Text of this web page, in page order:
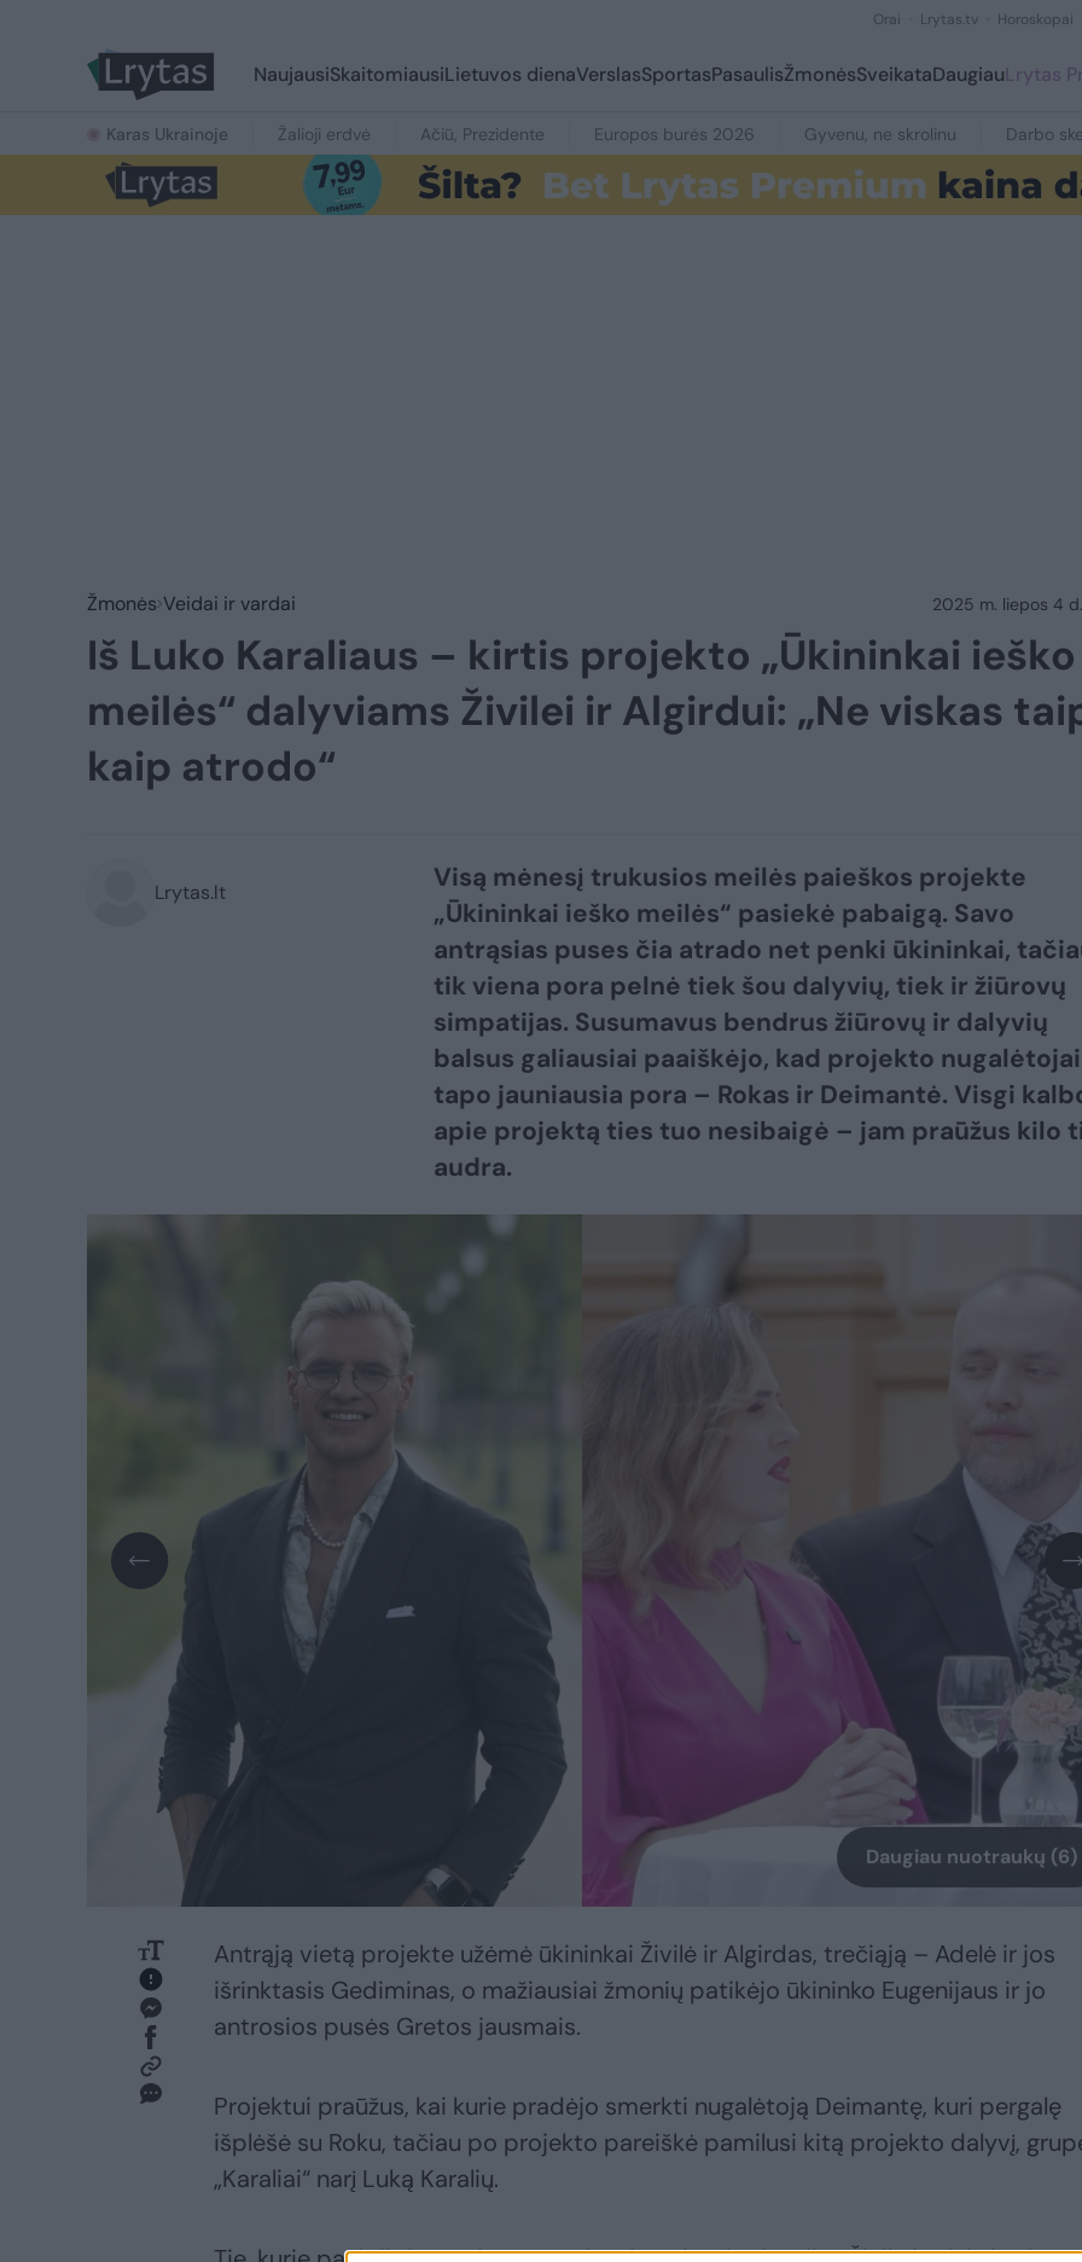
Orai Lrytas.tv Horoskopai
NaujausiSkaitomiausiLietuvos dienaVerslasSportasPasaulisŽmonėsSveikataDaugiauLrytas
Karas Ukrainoje Žalioji erdvė Ačiū, Prezidente Europos burės 2026 Gyvenu, ne skrolinu Darbo
Žmonės Veidai ir vardai 2025 m. liepos 4
Iš Luko Karaliaus – kirtis projekto „Ūkininkai ieško
meilės“ dalyviams Živilei ir Algirdui: „Ne viskas
kaip atrodo“
Lrytas.lt
Visą mėnesį trukusios meilės paieškos projekte
„Ūkininkai ieško meilės“ pasiekė pabaigą. Savo
antrąsias puses čia atrado net penki ūkininkai,
tik viena pora pelnė tiek šou dalyvių, tiek ir žiūrovų
simpatijas. Susumavus bendrus žiūrovų ir dalyvių
balsus galiausiai paaiškėjo, kad projekto
tapo jauniausia pora – Rokas ir Deimantė. Visgi
apie projektą ties tuo nesibaigė – jam praūžus kilo
audra.
Daugiau nuotraukų (6)
Antrąją vietą projekte užėmė ūkininkai Živilė ir Algirdas, trečiąją – Adelė ir jos
išrinktasis Gediminas, o mažiausiai žmonių patikėjo ūkininko Eugenijaus ir jo
antrosios pusės Gretos jausmais.
Projektui praūžus, kai kurie pradėjo smerkti nugalėtoją Deimantę, kuri pergalę
išplėšė su Roku, tačiau po projekto pareiškė pamilusi kitą projekto dalyvį,
„Karaliai“ narį Luką Karalių.